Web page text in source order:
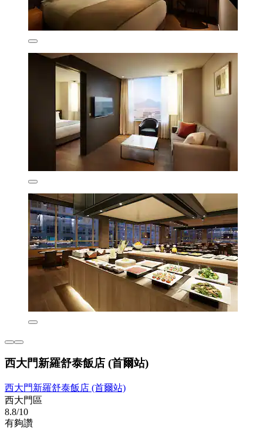
西大門新羅舒泰飯店 (首爾站)
西大門新羅舒泰飯店 (首爾站)
西大門區
8.8/10
有夠讚